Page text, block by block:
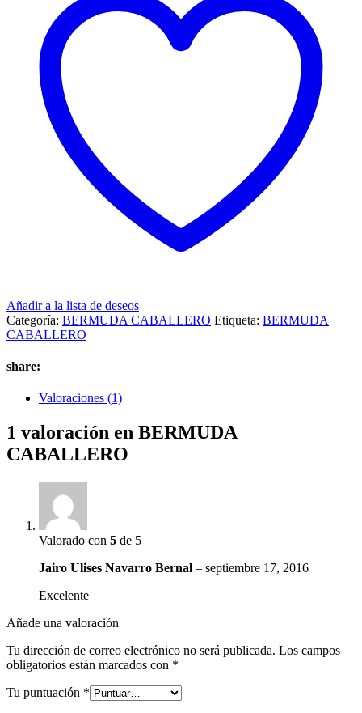
Añadir a la lista de deseos
Categoría: BERMUDA CABALLERO Etiqueta: BERMUDA
CABALLERO
share:
Valoraciones (1)
1 valoración en BERMUDA
CABALLERO
Valorado con 5 de 5
Jairo Ulises Navarro Bernal – septiembre 17, 2016
Excelente
Añade una valoración
Tu dirección de correo electrónico no será publicada. Los campos
obligatorios están marcados con *
Tu puntuación *